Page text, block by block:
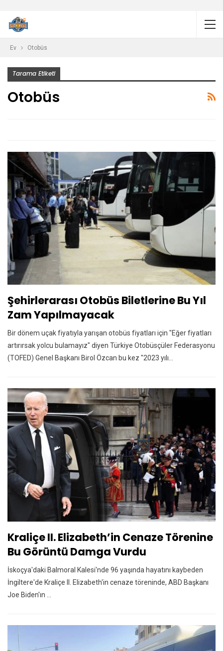
Ev Otobüs
Tarama Etiketi
Otobüs
Şehirlerarası Otobüs Biletlerine Bu Yıl
Zam Yapılmayacak
Bir dönem uçak fiyatıyla yarışan otobüs fiyatları için "Eğer fiyatları
artırırsak yolcu bulamayız" diyen Türkiye Otobüsçüler Federasyonu
(TOFED) Genel Başkanı Birol Özcan bu kez "2023 yılı…
Kraliçe II. Elizabeth’in Cenaze Törenine
Bu Görüntü Damga Vurdu
İskoçya'daki Balmoral Kalesi'nde 96 yaşında hayatını kaybeden
İngiltere'de Kraliçe II. Elizabeth'in cenaze töreninde, ABD Başkanı
Joe Biden'ın ...